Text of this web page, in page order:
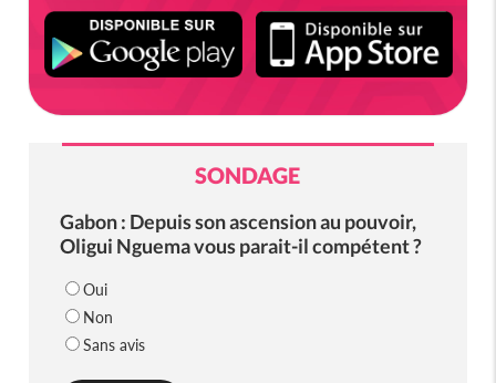
SONDAGE
Gabon : Depuis son ascension au pouvoir,
Oligui Nguema vous parait-il compétent ?
Oui
Non
Sans avis